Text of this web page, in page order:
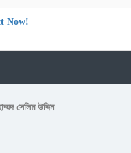
Now!
সেলিম উদ্দিন